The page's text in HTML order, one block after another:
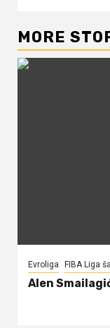
MORE
Evroliga FIBA Liga
Alen